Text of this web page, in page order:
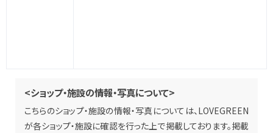
<ショップ・施設の情報・写真について>
こちらのショップ・施設の情報・写真については、LOVEGREEN
が各ショップ・施設に確認を行った上で掲載しております。掲載